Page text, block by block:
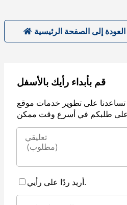
العودة إلى الصفحة الرئيسية
قم بأبداء رأيك بالأسفل
تساعدنا على تطوير خدمات موقع
أريد ردًا على رأيي.